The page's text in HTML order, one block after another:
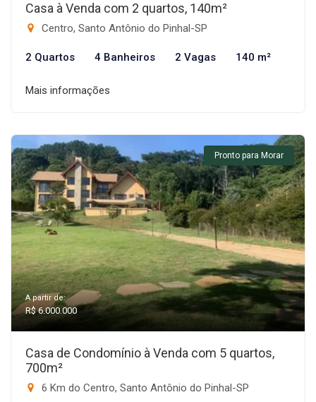
Casa à Venda com 2 quartos, 140m²
Centro, Santo Antônio do Pinhal-SP
2 Quartos 4 Banheiros 2 Vagas 140 m²
Mais informações
Pronto para Morar
A partir de:
R$ 6.000.000
Casa de Condomínio à Venda com 5 quartos,
700m²
6 Km do Centro, Santo Antônio do Pinhal-SP